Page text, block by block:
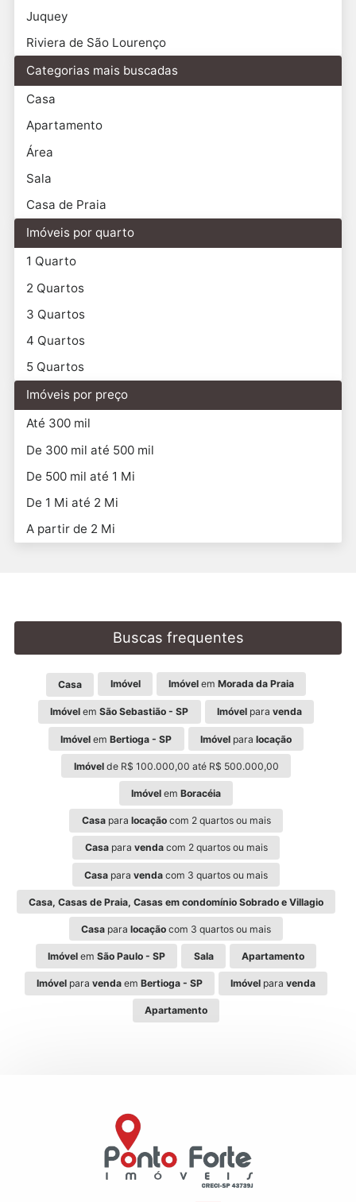
Juquey
Riviera de São Lourenço
Categorias mais buscadas
Casa
Apartamento
Área
Sala
Casa de Praia
Imóveis por quarto
1 Quarto
2 Quartos
3 Quartos
4 Quartos
5 Quartos
Imóveis por preço
Até 300 mil
De 300 mil até 500 mil
De 500 mil até 1 Mi
De 1 Mi até 2 Mi
A partir de 2 Mi
Buscas frequentes
Casa Imóvel Imóvelem Morada da Praia
Imóvel emSão Sebastião - SP Imóvelpara venda
Imóvel emBertioga - SP Imóvelpara locação
Imóvelde R$ 100.000,00 até R$ 500.000,00
Imóvel em Boracéia
Casapara locaçãocom 2 quartos ou mais
Casapara vendacom 2 quartos ou mais
Casa para venda com 3 quartos ou mais
Casa, Casas de Praia, Casas em condomínio Sobrado e Villagio
Casa para locação com 3 quartos ou mais
Imóvel emSão Paulo - SP Sala Apartamento
Imóvelpara vendaem Bertioga - SP Imóvel paravenda
Apartamento